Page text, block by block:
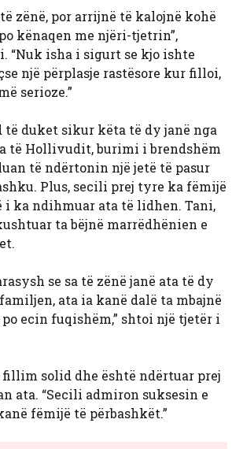
zënë, por arrijnë të kalojnë kohë
kënaqen me njëri-tjetrin”,
“Nuk isha i sigurt se kjo ishte
një përplasje rastësore kur filloi,
serioze.”
të duket sikur këta të dy janë nga
të Hollivudit, burimi i brendshëm
të ndërtonin një jetë të pasur
Plus, secili prej tyre ka fëmijë
i ka ndihmuar ata të lidhen. Tani,
ta bëjnë marrëdhënien e
se sa të zënë janë ata të dy
ata ia kanë dalë ta mbajnë
ecin fuqishëm,” shtoi një tjetër i
solid dhe është ndërtuar prej
ata. “Secili admiron suksesin e
fëmijë të përbashkët.”